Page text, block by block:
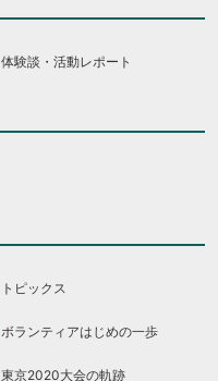
体験談・活動レポート
トピックス
ボランティアはじめの一歩
東京2020大会の軌跡